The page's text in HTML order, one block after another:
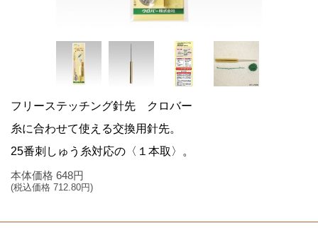
フリーステッチング針先 クロバー
糸に合わせて使える交換用針先。
25番刺しゅう糸対応の〈１本取〉。
本体価格 648円
(税込価格 712.80円)